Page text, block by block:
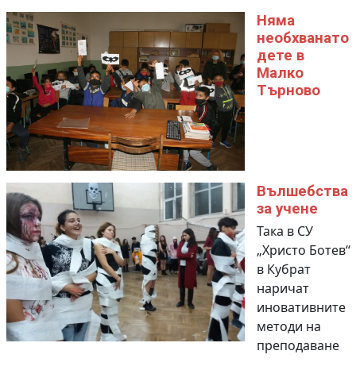
Няма
необхванато
дете в
Малко
Търново
Вълшебства
за учене
Така в СУ
„Христо Ботев“
в Кубрат
наричат
иновативните
методи на
преподаване